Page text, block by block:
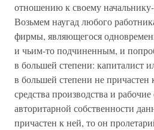
отношению к своему
Возьмем наугад любого
фирмы, являющегося
и чьим-то подчиненным, и
в большей степени: капиталист
в большей степени не причастен
средства производства и
авторитарной собственности
причастен к ней, то он